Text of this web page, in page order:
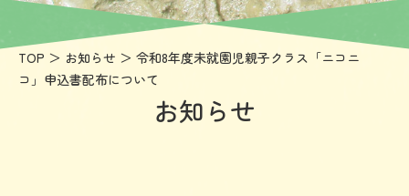
書
配
布
TOP ＞ お知らせ ＞ 令和8年度未就園児親子クラス「ニコニ
コ」申込書配布について
お知らせ